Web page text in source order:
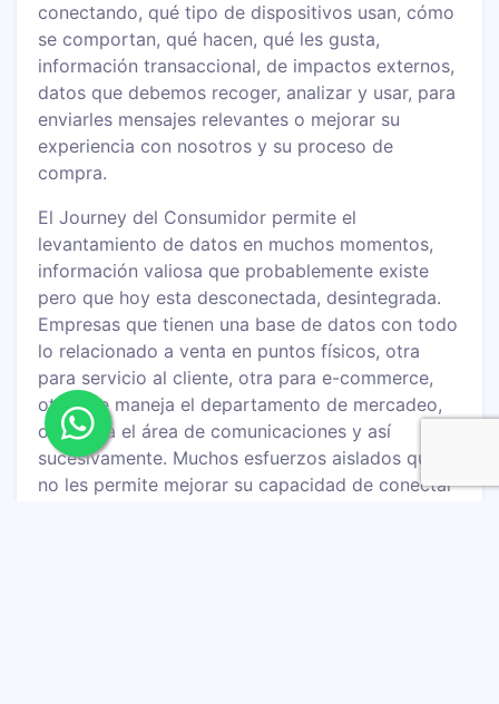
conectando, qué tipo de dispositivos usan, cómo
se comportan, qué hacen, qué les gusta,
información transaccional, de impactos externos,
datos que debemos recoger, analizar y usar, para
enviarles mensajes relevantes o mejorar su
experiencia con nosotros y su proceso de
compra.
El Journey del Consumidor permite el
levantamiento de datos en muchos momentos,
información valiosa que probablemente existe
pero que hoy esta desconectada, desintegrada.
Empresas que tienen una base de datos con todo
lo relacionado a venta en puntos físicos, otra
para servicio al cliente, otra para e-commerce,
otra que maneja el departamento de mercadeo,
otra para el área de comunicaciones y así
sucesivamente. Muchos esfuerzos aislados que
no les permite mejorar su capacidad de conectar